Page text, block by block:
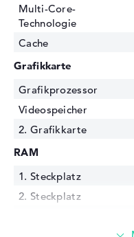
Multi-Core-
Technologie
Cache
Grafikkarte
Grafikprozessor
Videospeicher
2. Grafikkarte
RAM
1. Steckplatz
2. Steckplatz